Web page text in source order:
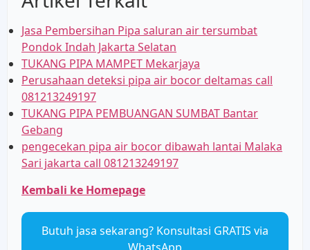
Jasa Pembersihan Pipa saluran air tersumbat
Pondok Indah Jakarta Selatan
TUKANG PIPA MAMPET Mekarjaya
Perusahaan deteksi pipa air bocor deltamas call
081213249197
TUKANG PIPA PEMBUANGAN SUMBAT Bantar
Gebang
pengecekan pipa air bocor dibawah lantai Malaka
Sari jakarta call 081213249197
Kembali ke Homepage
Butuh jasa sekarang? Konsultasi GRATIS via